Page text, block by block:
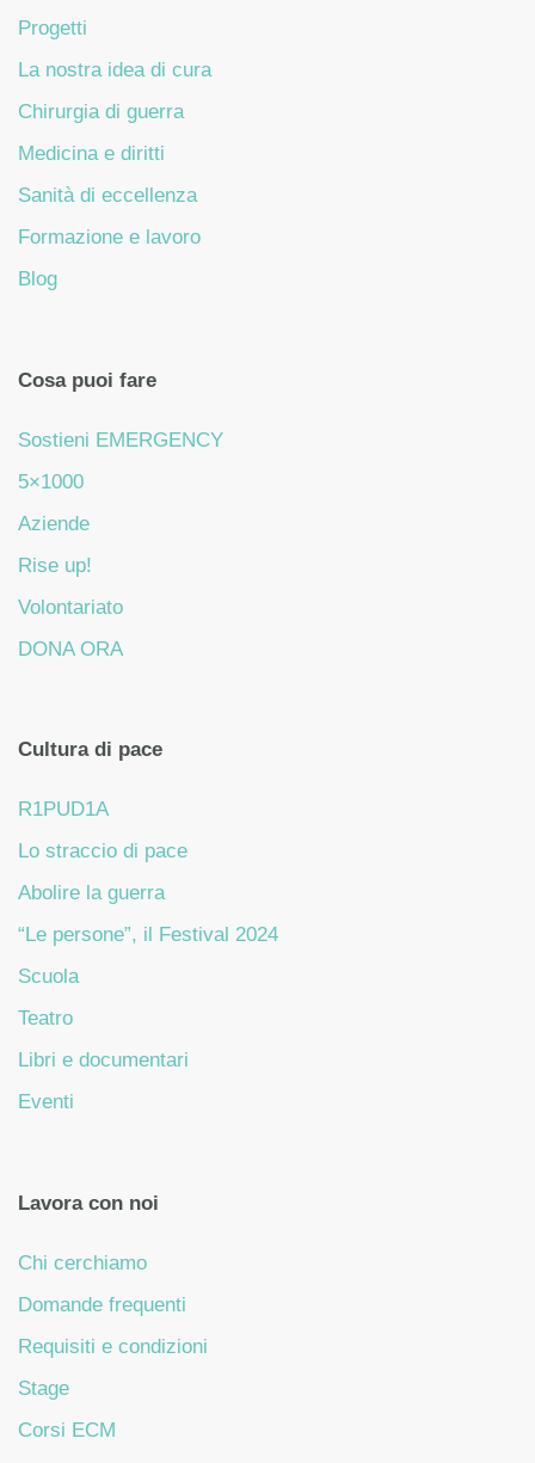
Progetti
La nostra idea di cura
Chirurgia di guerra
Medicina e diritti
Sanità di eccellenza
Formazione e lavoro
Blog
Cosa puoi fare
Sostieni EMERGENCY
5×1000
Aziende
Rise up!
Volontariato
DONA ORA
Cultura di pace
R1PUD1A
Lo straccio di pace
Abolire la guerra
“Le persone”, il Festival 2024
Scuola
Teatro
Libri e documentari
Eventi
Lavora con noi
Chi cerchiamo
Domande frequenti
Requisiti e condizioni
Stage
Corsi ECM